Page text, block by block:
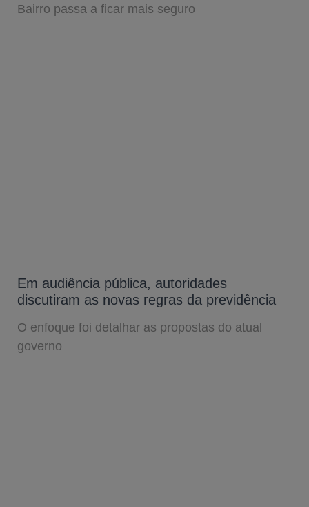
Bairro passa a ficar mais seguro
Em audiência pública, autoridades
discutiram as novas regras da previdência
O enfoque foi detalhar as propostas do atual
governo